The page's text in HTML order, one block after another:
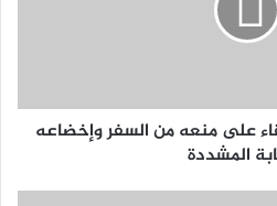
على منعه من السفر وإخضاعه
المشددة